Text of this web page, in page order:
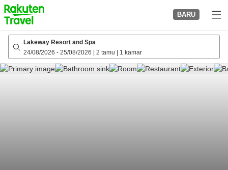
to
top
page
BARU
Lakeway Resort and Spa
24/08/2026 - 25/08/2026 2 tamu 1 kamar